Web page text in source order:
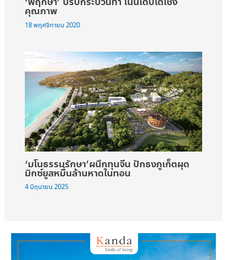
คุณภาพ
18 พฤศจิกายน 2020
‘มโนธรรมรักษา’ผนึกทุนจีน ปักธงภูเก็ตผุด
มิกซ์ยูสหมื่นล้านหาดในทอน
4 มิถุนายน 2025